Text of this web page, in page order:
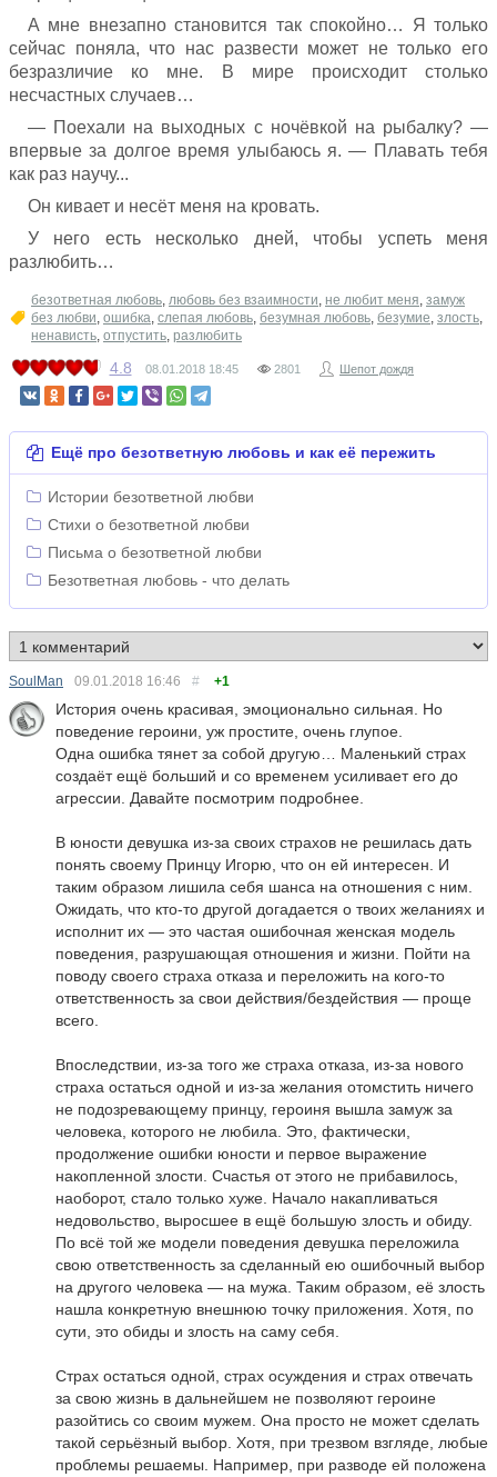
А мне внезапно становится так спокойно… Я только
сейчас поняла, что нас развести может не только его
безразличие ко мне. В мире происходит столько
несчастных случаев…
— Поехали на выходных с ночёвкой на рыбалку? —
впервые за долгое время улыбаюсь я. — Плавать тебя
как раз научу...
Он кивает и несёт меня на кровать.
У него есть несколько дней, чтобы успеть меня
разлюбить…
безответная любовь, любовь без взаимности, не любит меня, замуж
без любви, ошибка, слепая любовь, безумная любовь, безумие, злость,
ненависть, отпустить, разлюбить
4.8 08.01.2018 18:45 2801 Шепот дождя
Ещё про безответную любовь и как её пережить
Истории безответной любви
Стихи о безответной любви
Письма о безответной любви
Безответная любовь - что делать
SoulMan 09.01.2018 16:46 # +1
История очень красивая, эмоционально сильная. Но
поведение героини, уж простите, очень глупое.
Одна ошибка тянет за собой другую… Маленький страх
создаёт ещё больший и со временем усиливает его до
агрессии. Давайте посмотрим подробнее.
В юности девушка из-за своих страхов не решилась дать
понять своему Принцу Игорю, что он ей интересен. И
таким образом лишила себя шанса на отношения с ним.
Ожидать, что кто-то другой догадается о твоих желаниях и
исполнит их — это частая ошибочная женская модель
поведения, разрушающая отношения и жизни. Пойти на
поводу своего страха отказа и переложить на кого-то
ответственность за свои действия/бездействия — проще
всего.
Впоследствии, из-за того же страха отказа, из-за нового
страха остаться одной и из-за желания отомстить ничего
не подозревающему принцу, героиня вышла замуж за
человека, которого не любила. Это, фактически,
продолжение ошибки юности и первое выражение
накопленной злости. Счастья от этого не прибавилось,
наоборот, стало только хуже. Начало накапливаться
недовольство, выросшее в ещё большую злость и обиду.
По всё той же модели поведения девушка переложила
свою ответственность за сделанный ею ошибочный выбор
на другого человека — на мужа. Таким образом, её злость
нашла конкретную внешнюю точку приложения. Хотя, по
сути, это обиды и злость на саму себя.
Страх остаться одной, страх осуждения и страх отвечать
за свою жизнь в дальнейшем не позволяют героине
разойтись со своим мужем. Она просто не может сделать
такой серьёзный выбор. Хотя, при трезвом взгляде, любые
проблемы решаемы. Например, при разводе ей положена